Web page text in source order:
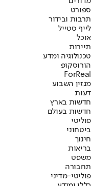
ספורט
תרבות ובידור
לייף סטייל
אוכל
תיירות
טכנולוגיה ומדע
הורוסקופ
ForReal
מגזין השבוע
דעות
חדשות בארץ
חדשות בעולם
פוליטי
ביטחוני
חינוך
בריאות
משפט
תחבורה
פוליטי-מדיני